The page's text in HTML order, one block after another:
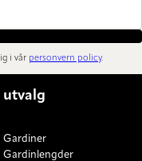
i vår personvern policy.
utvalg
Gardiner
Gardinlengder